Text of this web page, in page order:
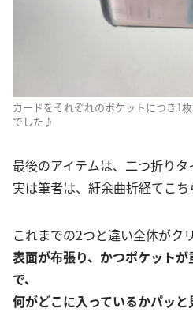
カードをそれぞれのポケットにつき1
でした♪
最後のアイテムは、二つ折りタ
実は筆者は、紆余曲折経てこち
これまでの2つと違い全体がク
表面が布張り、かつポケット
で、
何がどこに入っているかパッ